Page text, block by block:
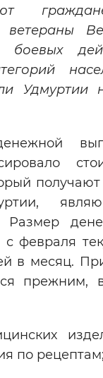
ветераны
Удмуртии
Размер
с февраля
в месяц.
прежним,
по